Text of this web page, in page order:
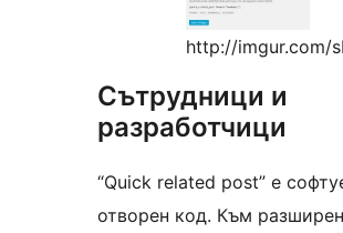
http://imgur.com/
Сътрудници и
разработчици
“Quick related post” е
отворен код. Към